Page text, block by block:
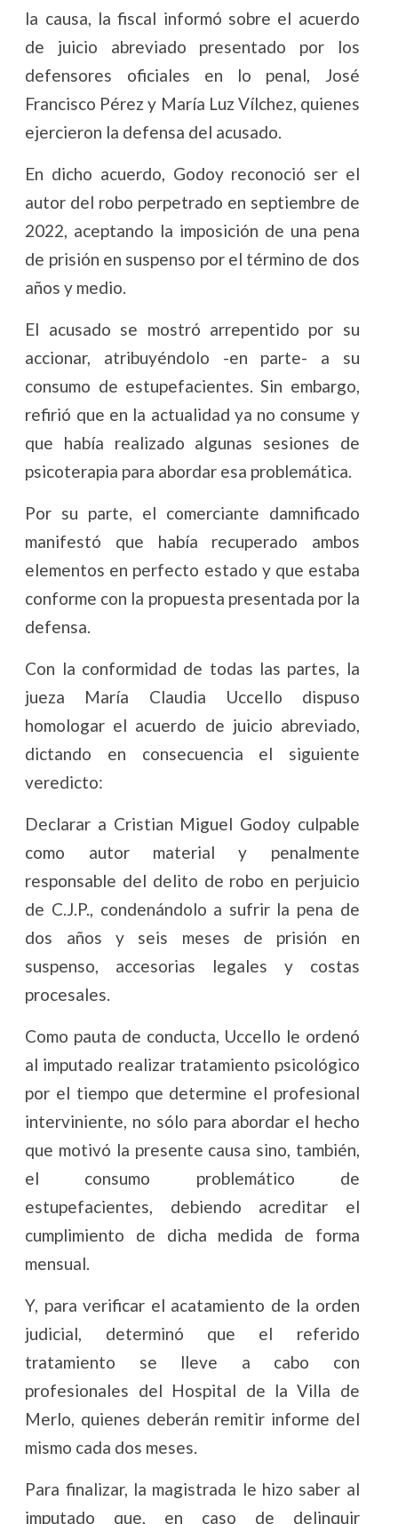
la causa, la fiscal informó sobre el acuerdo
de juicio abreviado presentado por los
defensores oficiales en lo penal, José
Francisco Pérez y María Luz Vílchez, quienes
ejercieron la defensa del acusado.
En dicho acuerdo, Godoy reconoció ser el
autor del robo perpetrado en septiembre de
2022, aceptando la imposición de una pena
de prisión en suspenso por el término de dos
años y medio.
El acusado se mostró arrepentido por su
accionar, atribuyéndolo -en parte- a su
consumo de estupefacientes. Sin embargo,
refirió que en la actualidad ya no consume y
que había realizado algunas sesiones de
psicoterapia para abordar esa problemática.
Por su parte, el comerciante damnificado
manifestó que había recuperado ambos
elementos en perfecto estado y que estaba
conforme con la propuesta presentada por la
defensa.
Con la conformidad de todas las partes, la
jueza María Claudia Uccello dispuso
homologar el acuerdo de juicio abreviado,
dictando en consecuencia el siguiente
veredicto:
Declarar a Cristian Miguel Godoy culpable
como autor material y penalmente
responsable del delito de robo en perjuicio
de C.J.P., condenándolo a sufrir la pena de
dos años y seis meses de prisión en
suspenso, accesorias legales y costas
procesales.
Como pauta de conducta, Uccello le ordenó
al imputado realizar tratamiento psicológico
por el tiempo que determine el profesional
interviniente, no sólo para abordar el hecho
que motivó la presente causa sino, también,
el consumo problemático de
estupefacientes, debiendo acreditar el
cumplimiento de dicha medida de forma
mensual.
Y, para verificar el acatamiento de la orden
judicial, determinó que el referido
tratamiento se lleve a cabo con
profesionales del Hospital de la Villa de
Merlo, quienes deberán remitir informe del
mismo cada dos meses.
Para finalizar, la magistrada le hizo saber al
imputado que, en caso de delinquir